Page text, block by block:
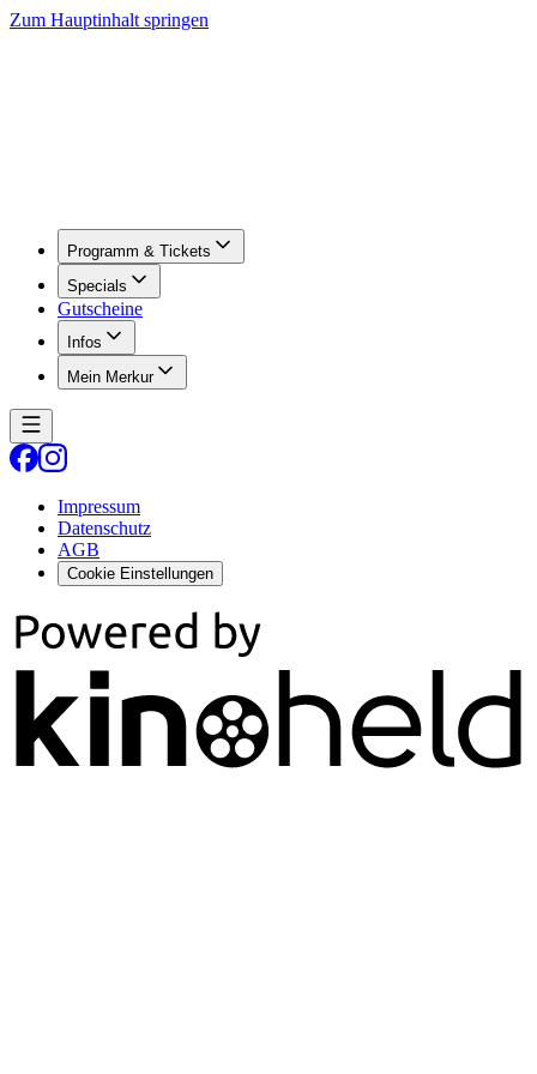
Zum Hauptinhalt springen
Programm & Tickets
Specials
Gutscheine
Infos
Mein Merkur
Impressum
Datenschutz
AGB
Cookie Einstellungen